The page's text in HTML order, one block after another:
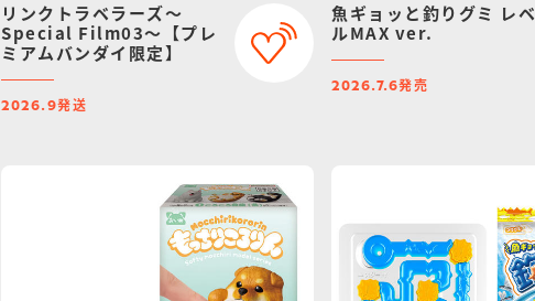
リンクトラベラーズ～
Special Film03～【プレ
ミアムバンダイ限定】
2026.9発送
魚ギョッと釣りグミ レベ
ルMAX ver.
2026.7.6発売